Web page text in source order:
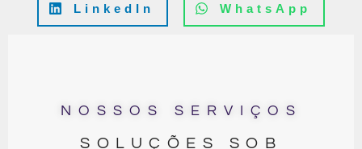
LinkedIn WhatsApp
NOSSOS SERVIÇOS
SOLUÇÕES SOB